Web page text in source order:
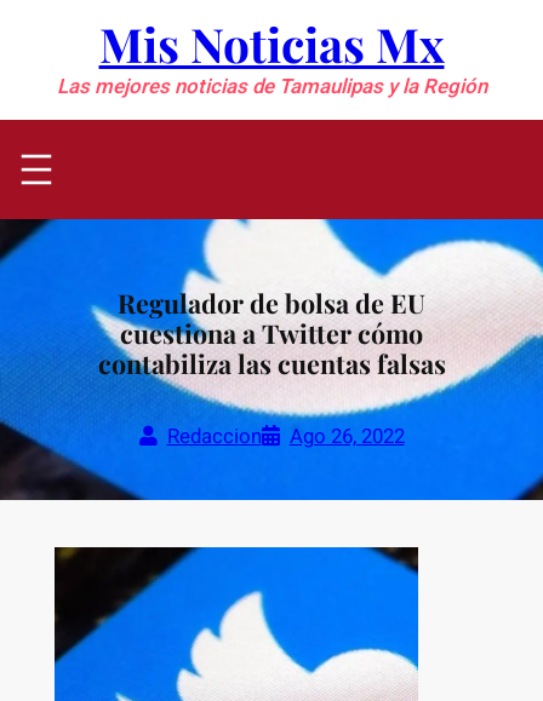
contenido
Mis Noticias Mx
Las mejores noticias de Tamaulipas y la Región
Regulador de bolsa de EU
cuestiona a Twitter cómo
contabiliza las cuentas falsas
Redaccion Ago 26, 2022